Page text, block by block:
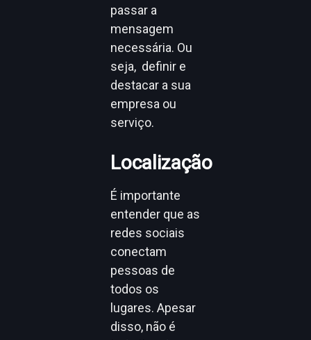
passar a
mensagem
necessária. Ou
seja, definir e
destacar a sua
empresa ou
serviço.
Localização
É importante
entender que as
redes sociais
conectam
pessoas de
todos os
lugares. Apesar
disso, não é